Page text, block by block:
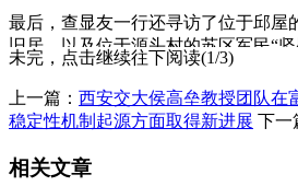
最后，查显友一行还寻访了位于邱屋
旧居，以及位于源头村的苏区军民“坚
未完，点击继续往下阅读(1/3)
上一篇： 西安交大侯高垒教授团队在
稳定性机制起源方面取得新进展 下一
相关文章